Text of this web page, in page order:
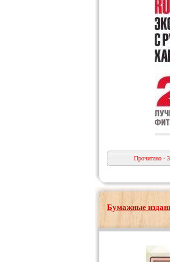
Прочитано -
Бумажные